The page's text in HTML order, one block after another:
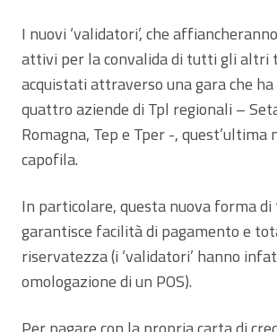
I nuovi ‘validatori’, che
attivi per la convalida di tutti gli altri
acquistati attraverso una gara che
quattro aziende di Tpl regionali –
Romagna, Tep e Tper -, quest’ultima
capofila.
In particolare, questa nuova forma
garantisce facilità di pagamento e
riservatezza (i ‘validatori’ hanno
omologazione di un POS).